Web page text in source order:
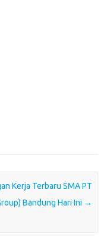
Kerja Terbaru SMA PT
Bandung Hari Ini →